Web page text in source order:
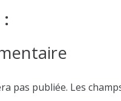
pas publiée. Les